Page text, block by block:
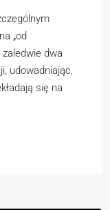
„od
zaledwie dwa
udowadniając,
się na